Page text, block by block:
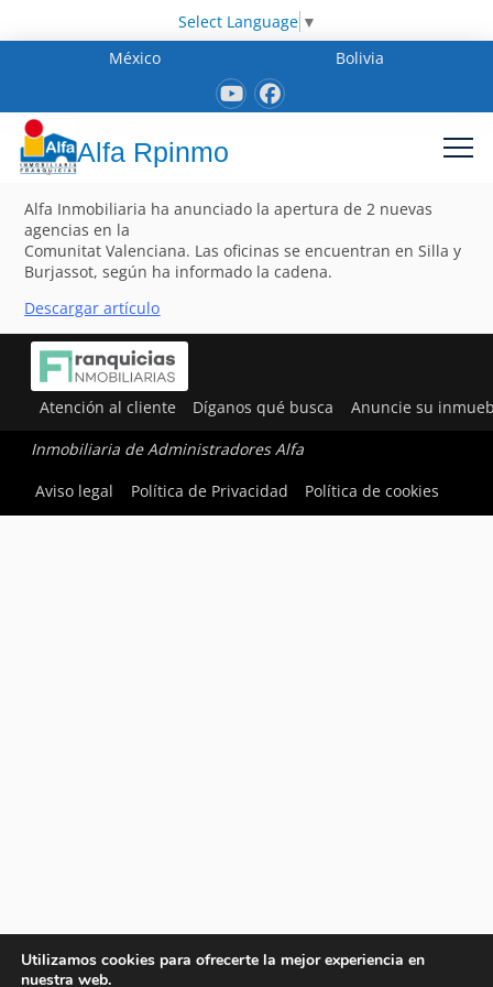
Select Language ▼
México
Bolivia
Alfa Rpinmo
Alfa Inmobiliaria ha anunciado la apertura de 2 nuevas
agencias en la
Comunitat Valenciana. Las oficinas se encuentran en Silla y
Burjassot, según ha informado la cadena.
Descargar artículo
Atención al cliente Díganos qué busca Anuncie su
Inmobiliaria de Administradores Alfa
Aviso legal
Política de Privacidad Política de cookies
Utilizamos cookies para ofrecerte la mejor experiencia en
nuestra web.